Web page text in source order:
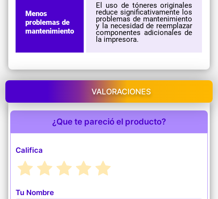
Menos
problemas de
mantenimiento
El uso de tóneres originales
reduce significativamente los
problemas de mantenimiento
y la necesidad de reemplazar
componentes adicionales de
la impresora.
VALORACIONES
¿Que te pareció el producto?
Califica
Tu Nombre